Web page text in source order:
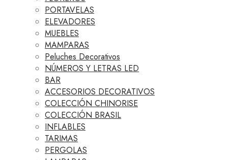
PORTAVELAS
ELEVADORES
MUEBLES
MAMPARAS
Peluches Decorativos
NÚMEROS Y LETRAS LED
BAR
ACCESORIOS DECORATIVOS
COLECCIÓN CHINORISE
COLECCIÓN BRASIL
INFLABLES
TARIMAS
PERGOLAS